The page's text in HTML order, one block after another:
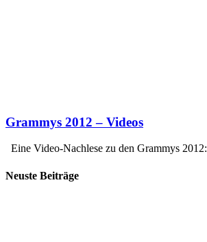
Grammys 2012 – Videos
Eine Video-Nachlese zu den Grammys 2012:
Neuste Beiträge